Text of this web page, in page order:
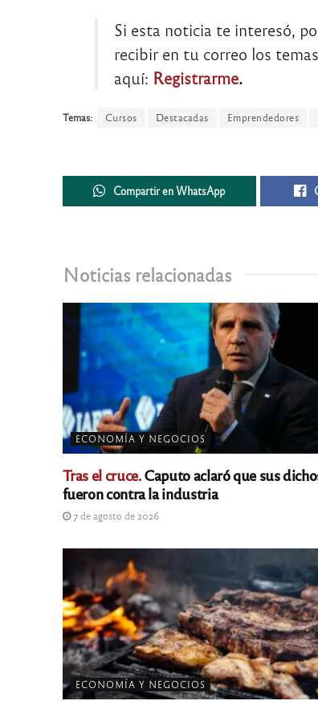
Si esta noticia te interesó,
recibir en tu correo los
aquí: Registrarme.
Temas: Cursos Destacadas Emprendedores
Compartir en WhatsApp
Noticias relacionadas
ECONOMÍA Y NEGOCIOS
Tras el cruce.Caputo aclaró que sus
fueron contra la industria
7 de agosto de 2026
ECONOMÍA Y NEGOCIOS